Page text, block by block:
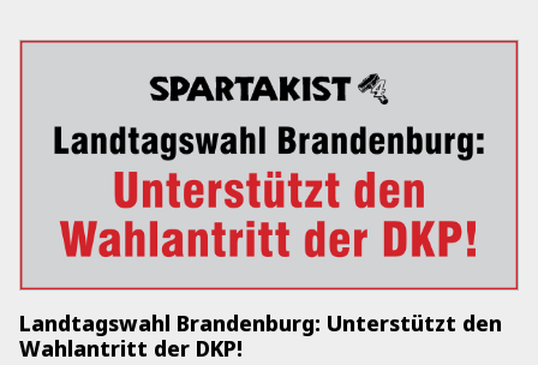
Landtagswahl Brandenburg: Unterstützt den
Wahlantritt der DKP!